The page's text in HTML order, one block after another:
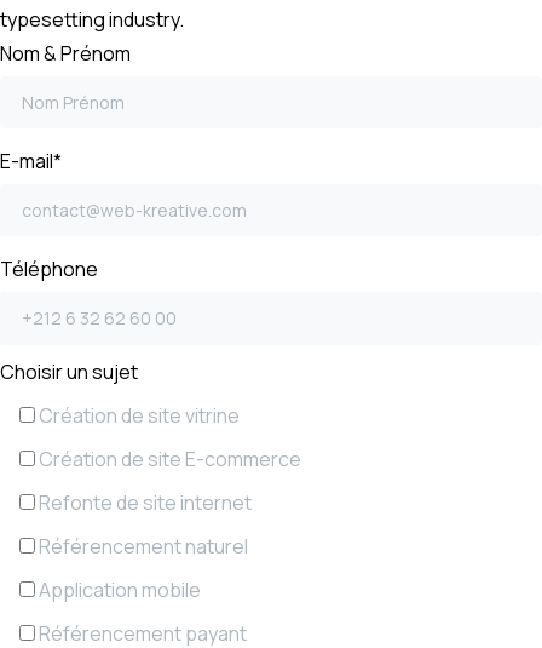
typesetting industry.
Nom & Prénom
E-mail*
Téléphone
Choisir un sujet
Création de site vitrine
Création de site E-commerce
Refonte de site internet
Référencement naturel
Application mobile
Référencement payant